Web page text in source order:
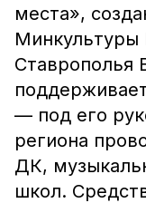
места»,
Минкультуры
Ставрополья
— под его
региона
ДК,
школ.